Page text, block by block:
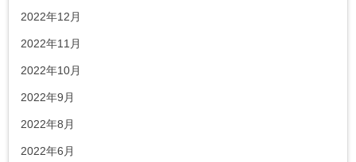
2022年12月
2022年11月
2022年10月
2022年9月
2022年8月
2022年6月